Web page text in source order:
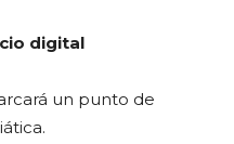
digital
un punto de